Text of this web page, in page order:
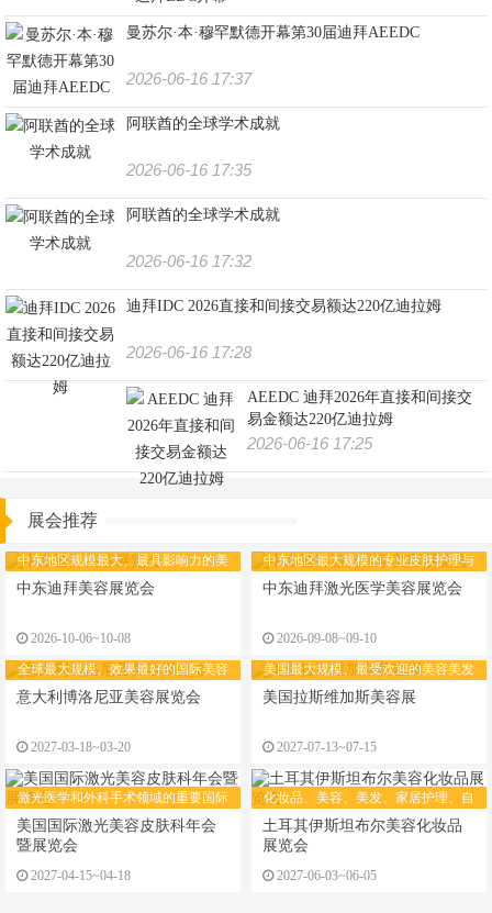
曼苏尔·本·穆罕默德开幕第30届迪拜AEEDC
2026-06-16 17:37
阿联酋的全球学术成就
2026-06-16 17:35
阿联酋的全球学术成就
2026-06-16 17:32
迪拜IDC 2026直接和间接交易额达220亿迪拉姆
2026-06-16 17:28
AEEDC 迪拜2026年直接和间接交
易金额达220亿迪拉姆
2026-06-16 17:25
展会推荐
中东地区规模最大、最具影响力的美
容美发展览会
中东迪拜美容展览会
2026-10-06~10-08
中东地区最大规模的专业皮肤护理与
激光美容展览会
中东迪拜激光医学美容展览会
2026-09-08~09-10
全球最大规模、效果最好的国际美容
展
意大利博洛尼亚美容展览会
2027-03-18~03-20
美国最大规模、最受欢迎的美容美发
行业盛会
美国拉斯维加斯美容展
2027-07-13~07-15
激光医学和外科手术领域的重要国际
会议
美国国际激光美容皮肤科年会
暨展览会
2027-04-15~04-18
化妆品、美容、美发、家居护理、自
有品牌、包装及配料展览会
土耳其伊斯坦布尔美容化妆品
展览会
2027-06-03~06-05